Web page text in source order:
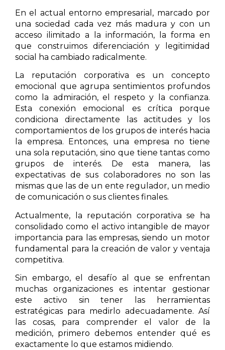
En el actual entorno empresarial, marcado por
una sociedad cada vez más madura y con un
acceso ilimitado a la información, la forma en
que construimos diferenciación y legitimidad
social ha cambiado radicalmente.
La reputación corporativa es un concepto
emocional que agrupa sentimientos profundos
como la admiración, el respeto y la confianza.
Esta conexión emocional es crítica porque
condiciona directamente las actitudes y los
comportamientos de los grupos de interés hacia
la empresa. Entonces, una empresa no tiene
una sola reputación, sino que tiene tantas como
grupos de interés. De esta manera, las
expectativas de sus colaboradores no son las
mismas que las de un ente regulador, un medio
de comunicación o sus clientes finales.
Actualmente, la reputación corporativa se ha
consolidado como el activo intangible de mayor
importancia para las empresas, siendo un motor
fundamental para la creación de valor y ventaja
competitiva.
Sin embargo, el desafío al que se enfrentan
muchas organizaciones es intentar gestionar
este activo sin tener las herramientas
estratégicas para medirlo adecuadamente. Así
las cosas, para comprender el valor de la
medición, primero debemos entender qué es
exactamente lo que estamos midiendo.